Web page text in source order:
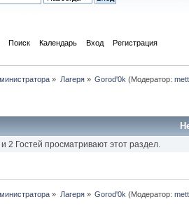
Поиск Календарь Вход Регистрация
» Лагеря» Gorod'0k (Модератор:
2 Гостей просматривают этот раздел.
» Лагеря» Gorod'0k (Модератор: